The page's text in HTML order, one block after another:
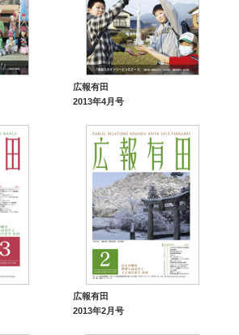
広報有田
2013年4月号
広報有田
2013年2月号